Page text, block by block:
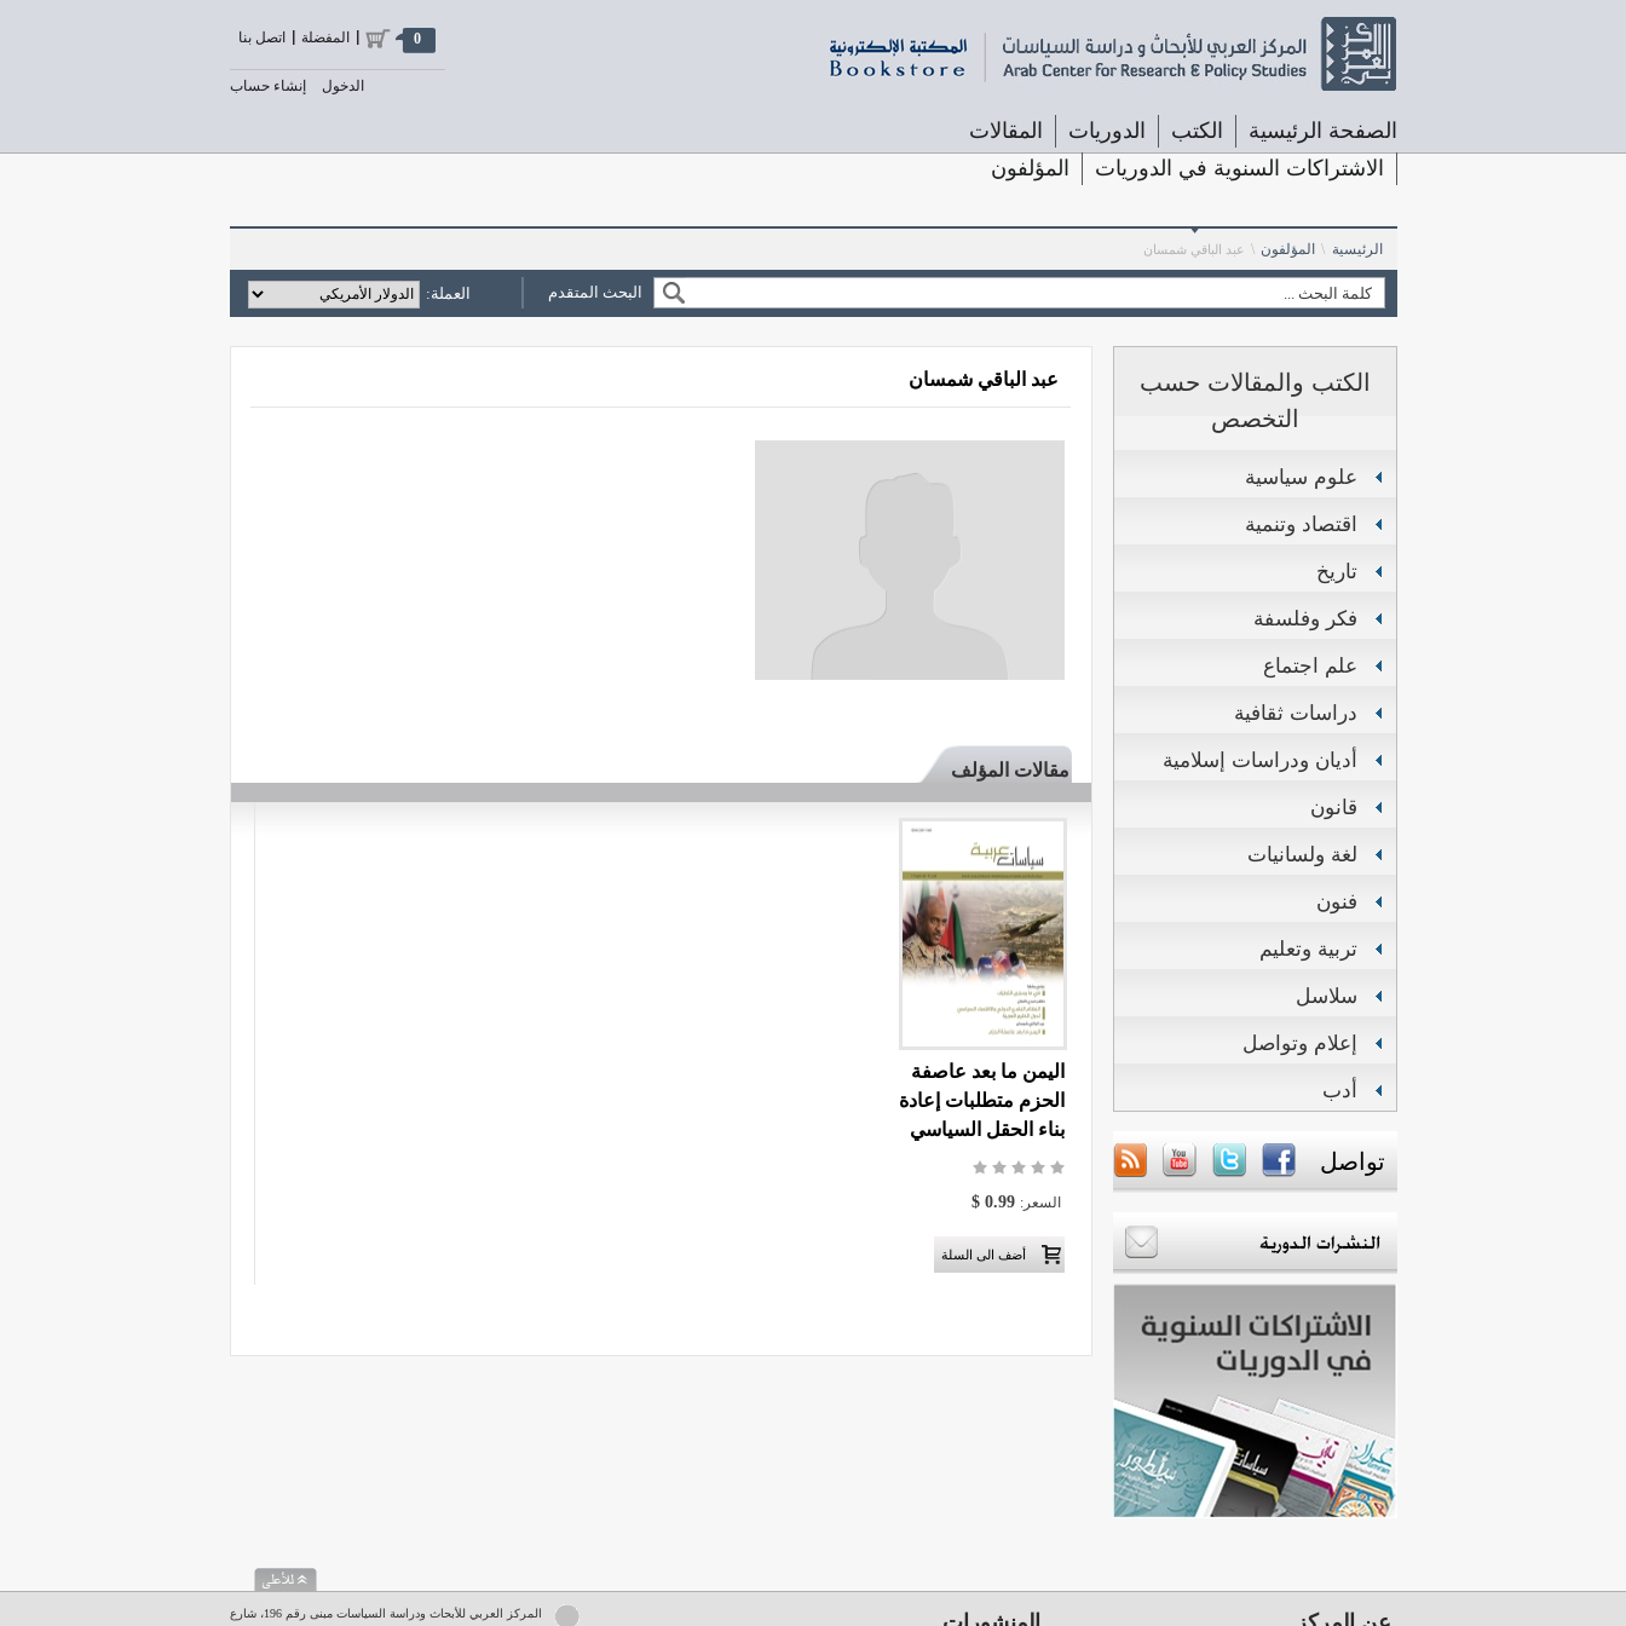
اتصل بنا المفضلة 0
الصفحة الرئيسية الكتب الدوريات
المقالات
الاشتراكات السنوية في الدوريات
المؤلفون
إنشاء حساب الدخول
الرئيسية \ المؤلفون \ عبد الباقي شمسان
البحث المتقدم العملة:
الكتب والمقالات حسب
التخصص
علوم سياسية
اقتصاد وتنمية
تاريخ
فكر وفلسفة
علم اجتماع
دراسات ثقافية
أديان ودراسات إسلامية
قانون
لغة ولسانيات
فنون
تربية وتعليم
سلاسل
إعلام وتواصل
أدب
تواصل
عبد الباقي شمسان
مقالات المؤلف
اليمن ما بعد عاصفة
الحزم متطلبات إعادة
بناء الحقل السياسي
السعر: 0.99 $
المركز العربي للأبحاث ودراسة السياسات مبنى رقم 196، شارع